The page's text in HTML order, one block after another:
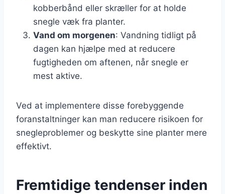
kobberbånd eller skræller for at holde
snegle væk fra planter.
Vand om morgenen: Vandning tidligt på
dagen kan hjælpe med at reducere
fugtigheden om aftenen, når snegle er
mest aktive.
Ved at implementere disse forebyggende
foranstaltninger kan man reducere risikoen for
snegleproblemer og beskytte sine planter mere
effektivt.
Fremtidige tendenser inden